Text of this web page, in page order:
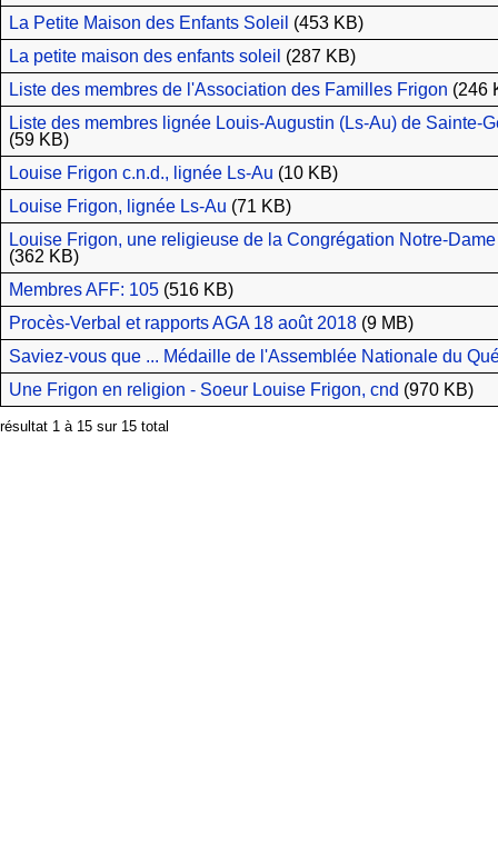
La Petite Maison des Enfants Soleil (453 KB)
La petite maison des enfants soleil (287 KB)
Liste des membres de l'Association des Familles Frigon (246
Liste des membres lignée Louis-Augustin (Ls-Au) de Sainte-
(59 KB)
Louise Frigon c.n.d., lignée Ls-Au (10 KB)
Louise Frigon, lignée Ls-Au (71 KB)
Louise Frigon, une religieuse de la Congrégation Notre-
(362 KB)
Membres AFF: 105 (516 KB)
Procès-Verbal et rapports AGA 18 août 2018 (9 MB)
Saviez-vous que ... Médaille de l'Assemblée Nationale du
Une Frigon en religion - Soeur Louise Frigon, cnd (970 KB)
résultat 1 à 15 sur 15 total